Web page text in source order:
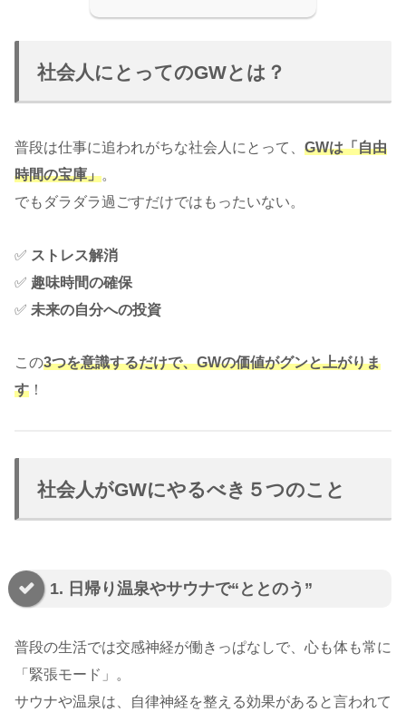
社会人にとってのGWとは？
普段は仕事に追われがちな社会人にとって、 GWは「自由
時間の宝庫」。
でもダラダラ過ごすだけではもったいない。
✅ ストレス解消
✅ 趣味時間の確保
✅ 未来の自分への投資
この3つを意識するだけで、GWの価値がグンと上がりま
す ！
社会人がGWにやるべき５つのこと
1. 日帰り温泉やサウナで“ととのう”
普段の生活では交感神経が働きっぱなしで、心も体も常に
「緊張モード」。
サウナや温泉は、自律神経を整える効果があると言われて